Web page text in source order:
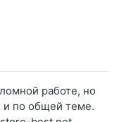
работе, но
и по общей теме.